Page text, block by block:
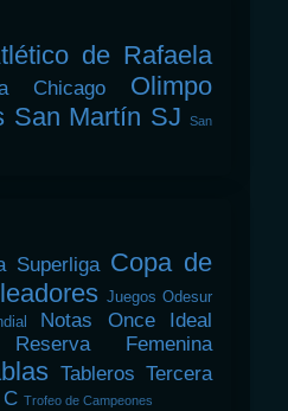
de Rafaela
Chicago
Olimpo
San Martín SJ
San
Superliga Copa de
Juegos Odesur
Notas
Once Ideal
Reserva Femenina
Tableros Tercera
C Trofeo de Campeones